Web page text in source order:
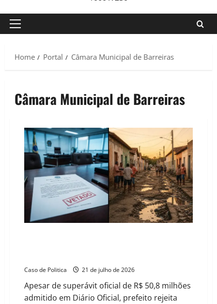
Primary
Home
Portal Câmara Municipal de Barreiras
Câmara Municipal de Barreiras
Caso de Politica 21 de julho de 2026
Apesar de superávit oficial de R$ 50,8 milhões
admitido em Diário Oficial, prefeito rejeita